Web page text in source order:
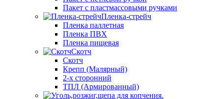
Пакет с пластмассовыми ручками
Пленка-стрейч
Пленка паллетная
Пленка ПВХ
Пленка пищевая
Скотч
Скотч
Крепп (Малярный)
2-х сторонний
ТПЛ (Армированный)